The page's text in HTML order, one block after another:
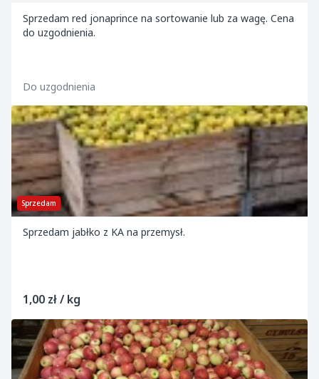
Sprzedam red jonaprince na sortowanie lub za wagę. Cena
do uzgodnienia.
Do uzgodnienia
Sprzedam
Sprzedam jabłko z KA na przemysł.
1,00 zł / kg